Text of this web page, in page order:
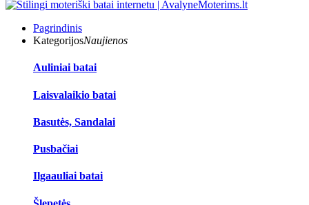
Pagrindinis
KategorijosNaujienos
Auliniai batai
Laisvalaikio batai
Basutės, Sandalai
Pusbačiai
Ilgaauliai batai